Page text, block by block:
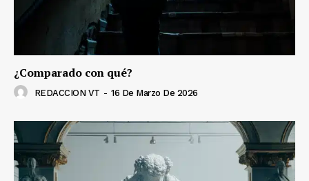
¿Comparado con qué?
REDACCION VT - 16 De Marzo De 2026